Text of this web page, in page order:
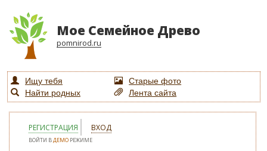
Мое Семейное Древо
pomnirod.ru
Ищу тебя
Старые фото
Найти родных
Лента сайта
РЕГИСТРАЦИЯ ВХОД
ВОЙТИ ВДЕМО РЕЖИМЕ